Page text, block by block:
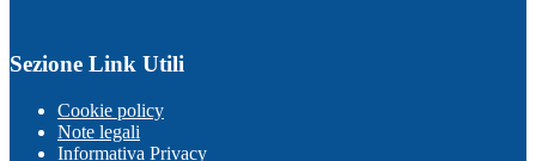
Sezione Link Utili
Cookie policy
Note legali
Informativa Privacy